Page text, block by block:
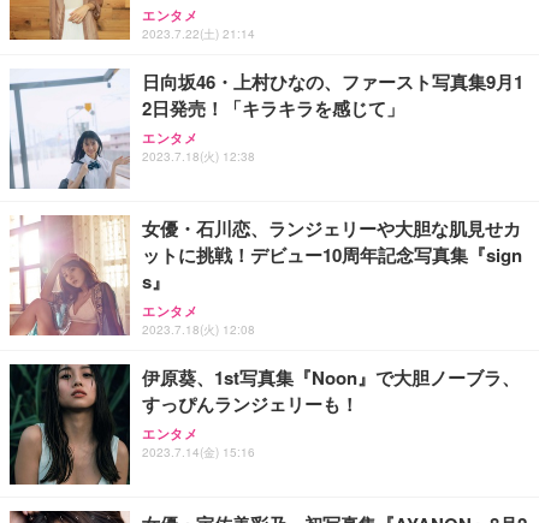
エンタメ
2023.7.22(土) 21:14
日向坂46・上村ひなの、ファースト写真集9月1
2日発売！「キラキラを感じて」
エンタメ
2023.7.18(火) 12:38
女優・石川恋、ランジェリーや大胆な肌見せカ
ットに挑戦！デビュー10周年記念写真集『sign
s』
エンタメ
2023.7.18(火) 12:08
伊原葵、1st写真集『Noon』で大胆ノーブラ、
すっぴんランジェリーも！
エンタメ
2023.7.14(金) 15:16